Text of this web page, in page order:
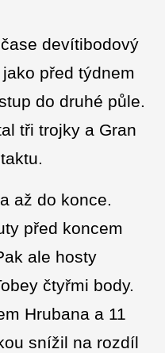
devítibodový
před týdnem
do druhé půle.
tři trojky a Gran
až do konce.
před koncem
ale hosty
čtyřmi body.
Hrubana a 11
snížil na rozdíl